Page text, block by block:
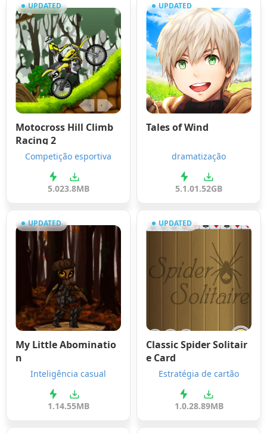
UPDATED
Motocross Hill Climb
Racing 2
Competição esportiva
5.023.8MB
UPDATED
Tales of Wind
dramatização
5.1.01.52GB
UPDATED
My Little Abominatio
n
Inteligência casual
1.14.55MB
UPDATED
Classic Spider Solitair
e Card
Estratégia de cartão
1.0.28.89MB